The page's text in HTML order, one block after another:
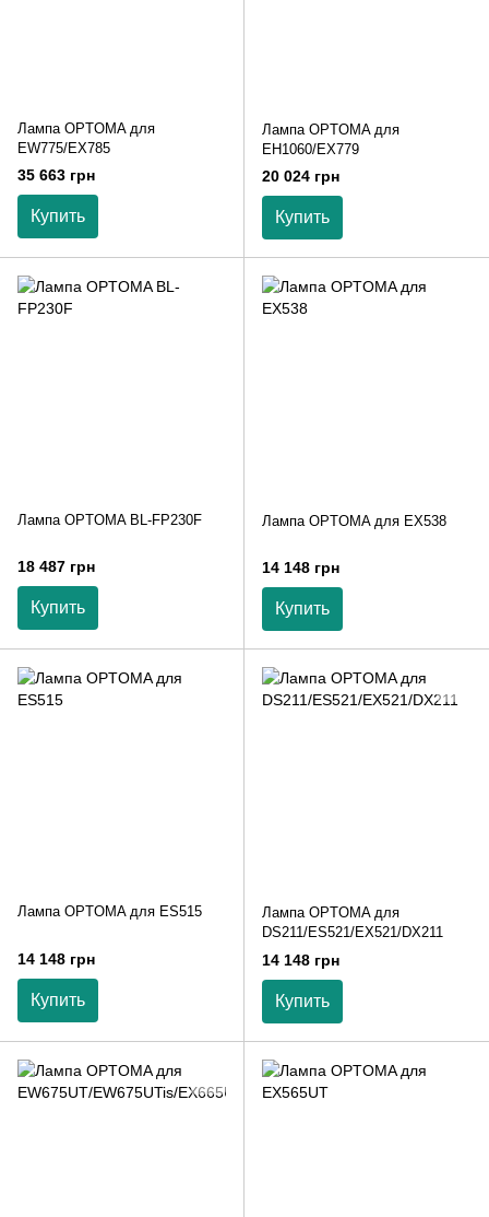
Лампа OPTOMA для
EW775/EX785
35 663 грн
Купить
Лампа OPTOMA для
EH1060/EX779
20 024 грн
Купить
Лампа OPTOMA BL-FP230F
18 487 грн
Купить
Лампа OPTOMA для EX538
14 148 грн
Купить
Лампа OPTOMA для ES515
14 148 грн
Купить
Лампа OPTOMA для
DS211/ES521/EX521/DX211
14 148 грн
Купить